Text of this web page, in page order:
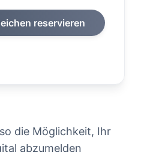
reservieren
die Möglichkeit, Ihr
abzumelden